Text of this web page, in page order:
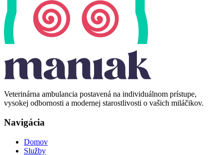
Veterinárna ambulancia postavená na individuálnom prístupe,
vysokej odbornosti a modernej starostlivosti o vašich miláčikov.
Navigácia
Domov
Služby